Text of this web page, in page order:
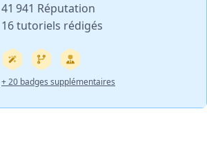
41 941 Réputation
16 tutoriels rédigés
+ 20 badges supplémentaires